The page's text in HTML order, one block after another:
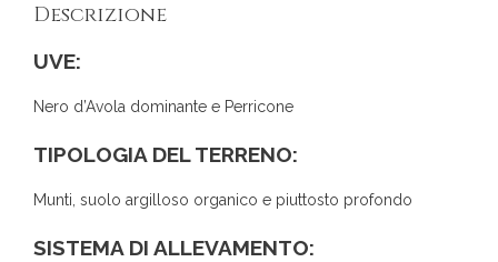
Descrizione
UVE:
Nero d’Avola dominante e Perricone
TIPOLOGIA DEL TERRENO:
Munti, suolo argilloso organico e piuttosto profondo
SISTEMA DI ALLEVAMENTO: